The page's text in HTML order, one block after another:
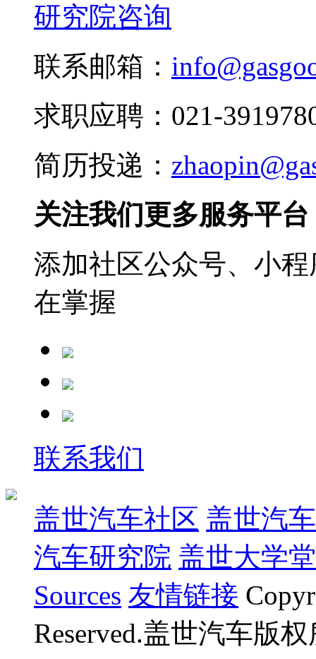
研究院咨询
联系邮箱：
求职应聘：021-
简历投递：
关注我们更多服务平台
添加社区公众号、小
在掌握
联系我们
盖世汽车社区 盖世汽
汽车研究院 盖世大学堂
Sources 友情链接
Reserved.盖世汽车版